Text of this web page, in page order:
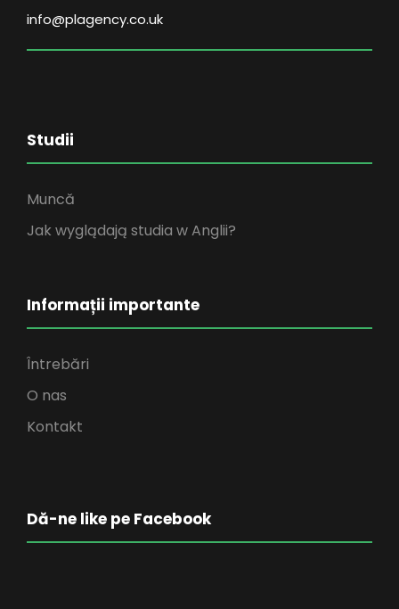
info@plagency.co.uk
Studii
Muncă
Jak wyglądają studia w Anglii?
Informații importante
Întrebări
O nas
Kontakt
Dă-ne like pe Facebook